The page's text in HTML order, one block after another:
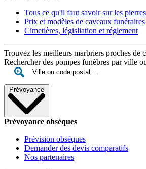
Tous ce qu'il faut savoir sur les
Prix et modèles de caveaux funéraires
Cimetières, législiation et réglement
Trouvez les meilleurs marbriers proches de
Rechercher des pompes funèbres par ville
Prévoyance
Prévoyance obsèques
Prévision obsèques
Demander des devis comparatifs
Nos partenaires